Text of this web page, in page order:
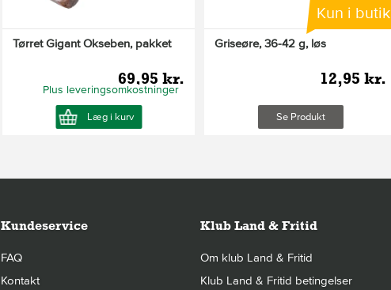
Tørret Gigant Okseben, pakket
69,95 kr.
Plus leveringsomkostninger
Læg i kurv
Kun i butik
Griseøre, 36-42 g, løs
12,95 kr.
Se Produkt
Kundeservice
FAQ
Kontakt
Klub Land & Fritid
Om klub Land & Fritid
Klub Land & Fritid betingelser